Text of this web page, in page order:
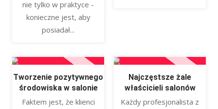
nie tylko w praktyce -
konieczne jest, aby
posiadał...
Tworzenie pozytywnego
środowiska w salonie
Faktem jest, że klienci
Najczęstsze żale
właścicieli salonów
Każdy profesjonalista z